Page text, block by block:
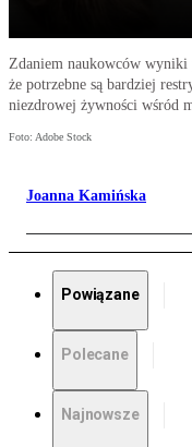
Zdaniem naukowców wyniki
że potrzebne są bardziej
niezdrowej żywności wśród
Foto: Adobe Stock
Joanna Kamińska
Powiązane
Polecane
Najnowsze